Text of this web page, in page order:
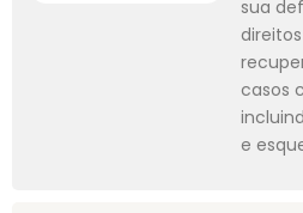
sua
casos
e